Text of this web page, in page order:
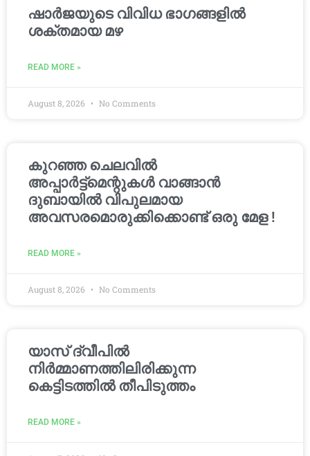
ഷാർജയുടെ വിവിധ ഭാഗങ്ങളിൽ
ശക്തമായ മഴ
READ MORE »
August 8, 2026 No Comments
കുറഞ്ഞ ചെലവിൽ
അപ്പാർട്ട്മെന്റുകൾ വാങ്ങാൻ
ദുബായിൽ വിപുലമായ
അവസരമൊരുക്കിക്കൊണ്ട് ഒരു മേള !
READ MORE »
August 8, 2026 No Comments
യാസ് ദ്വീപിൽ
നിർമ്മാണത്തിലിരിക്കുന്ന
കെട്ടിടത്തിൽ തീപിടുത്തം
READ MORE »